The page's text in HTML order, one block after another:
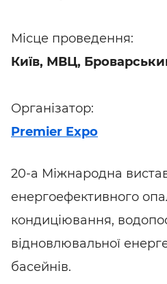
Місце проведення:
Київ, МВЦ,
Організатор:
Premier Expo
20-а Міжнародна
енергоефективного
кондиціювання,
відновлювальної
басейнів.